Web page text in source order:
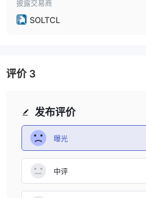
披露交易商
SOLTCL
发布评价
曝光
中评
评价3